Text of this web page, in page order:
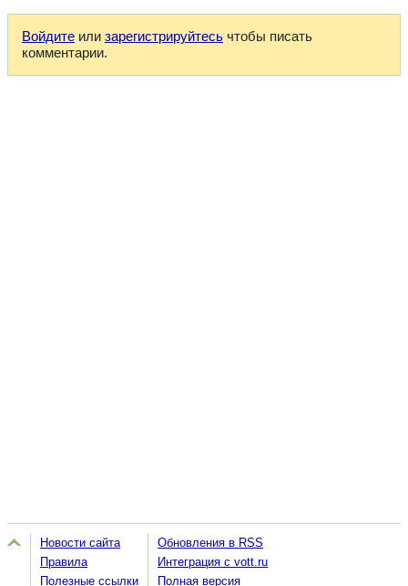
Войдите или зарегистрируйтесь чтобы писать
комментарии.
Новости сайта
Правила
Полезные ссылки
Обновления в RSS
Интеграция с vott.ru
Полная версия